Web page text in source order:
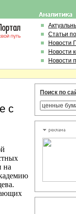
Статьи
Новости
Новости
Новости
с
на
Поиск по